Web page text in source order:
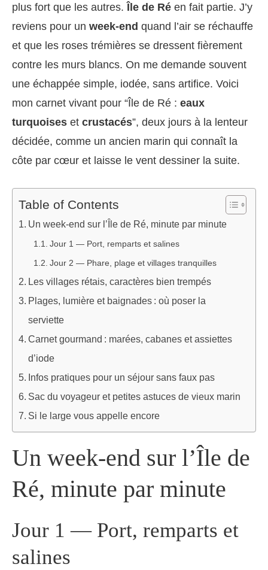
plus fort que les autres.Île de Ré en fait partie. J’y
reviens pour un week-end quand l’air se réchauffe
et que les roses trémières se dressent fièrement
contre les murs blancs. On me demande souvent
une échappée simple, iodée, sans artifice. Voici
mon carnet vivant pour “Île de Ré : eaux
turquoises et crustacés”, deux jours à la lenteur
décidée, comme un ancien marin qui connaît la
côte par cœur et laisse le vent dessiner la suite.
Table of Contents
Un week-end sur l’Île de Ré, minute par minute
Jour 1 — Port, remparts et salines
Jour 2 — Phare, plage et villages tranquilles
Les villages rétais, caractères bien trempés
Plages, lumière et baignades : où poser la
serviette
Carnet gourmand : marées, cabanes et assiettes
d’iode
Infos pratiques pour un séjour sans faux pas
Sac du voyageur et petites astuces de vieux marin
Si le large vous appelle encore
Un week-end sur l’Île de
Ré, minute par minute
Jour 1 — Port, remparts et
salines